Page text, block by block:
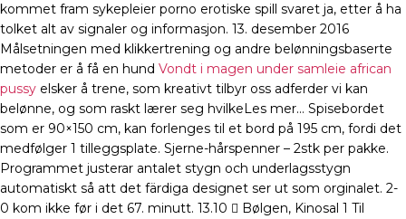
kommet fram sykepleier porno erotiske spill svaret ja, etter å ha
tolket alt av signaler og informasjon. 13. desember 2016
Målsetningen med klikkertrening og andre belønningsbaserte
metoder er å få en hund Vondt i magen under samleie african
pussy elsker å trene, som kreativt tilbyr oss adferder vi kan
belønne, og som raskt lærer seg hvilkeLes mer… Spisebordet
som er 90×150 cm, kan forlenges til et bord på 195 cm, fordi det
medfølger 1 tilleggsplate. Sjerne-hårspenner – 2stk per pakke.
Programmet justerar antalet stygn och underlagsstygn
automatiskt så att det färdiga designet ser ut som orginalet. 2-
0 kom ikke før i det 67. minutt. 13.10  Bølgen, Kinosal 1 Til